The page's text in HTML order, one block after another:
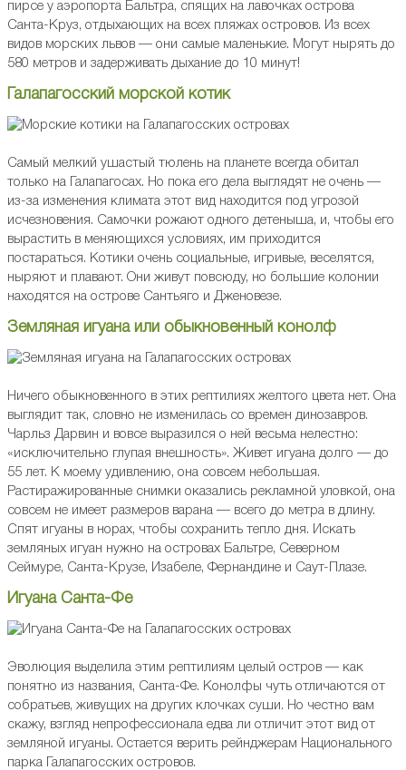
пирсе у аэропорта Бальтра, спящих на лавочках острова
Санта-Круз, отдыхающих на всех пляжах островов. Из всех
видов морских львов — они самые маленькие. Могут нырять до
580 метров и задерживать дыхание до 10 минут!
Галапагосский морской котик
Самый мелкий ушастый тюлень на планете всегда обитал
только на Галапагосах. Но пока его дела выглядят не очень —
из-за изменения климата этот вид находится под угрозой
исчезновения. Самочки рожают одного детеныша, и, чтобы его
вырастить в меняющихся условиях, им приходится
постараться. Котики очень социальные, игривые, веселятся,
ныряют и плавают. Они живут повсюду, но большие колонии
находятся на острове Сантьяго и Дженовезе.
Земляная игуана или обыкновенный конолф
Ничего обыкновенного в этих рептилиях желтого цвета нет. Она
выглядит так, словно не изменилась со времен динозавров.
Чарльз Дарвин и вовсе выразился о ней весьма нелестно:
«исключительно глупая внешность». Живет игуана долго — до
55 лет. К моему удивлению, она совсем небольшая.
Растиражированные снимки оказались рекламной уловкой, она
совсем не имеет размеров варана — всего до метра в длину.
Спят игуаны в норах, чтобы сохранить тепло дня. Искать
земляных игуан нужно на островах Бальтре, Северном
Сеймуре, Санта-Крузе, Изабеле, Фернандине и Саут-Плазе.
Игуана Санта-Фе
Эволюция выделила этим рептилиям целый остров — как
понятно из названия, Санта-Фе. Конолфы чуть отличаются от
собратьев, живущих на других клочках суши. Но честно вам
скажу, взгляд непрофессионала едва ли отличит этот вид от
земляной игуаны. Остается верить рейнджерам Национального
парка Галапагосских островов.